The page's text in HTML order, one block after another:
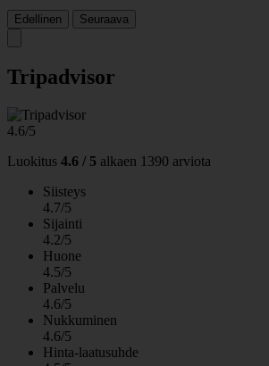
Edellinen Seuraava
Tripadvisor
4.6/5
Luokitus 4.6 / 5 alkaen 1390 arviota
Siisteys
4.7/5
Sijainti
4.2/5
Huone
4.5/5
Palvelu
4.6/5
Nukkuminen
4.6/5
Hinta-laatusuhde